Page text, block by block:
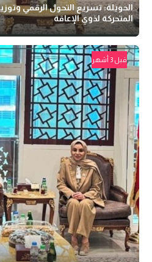
الحويلة: تسريع التحول الرقمي
المتحركة لذوي الإعاقة
قبل 3 أشهر